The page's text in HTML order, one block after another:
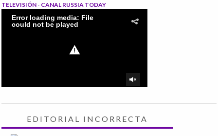
TELEVISIÓN - CANAL RUSSIA TODAY
EDITORIAL INCORRECTA